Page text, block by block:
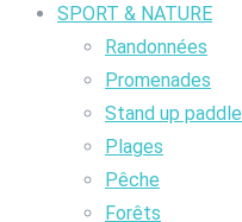
SPORT & NATURE
Randonnées
Promenades
Stand up paddle
Plages
Pêche
Forêts